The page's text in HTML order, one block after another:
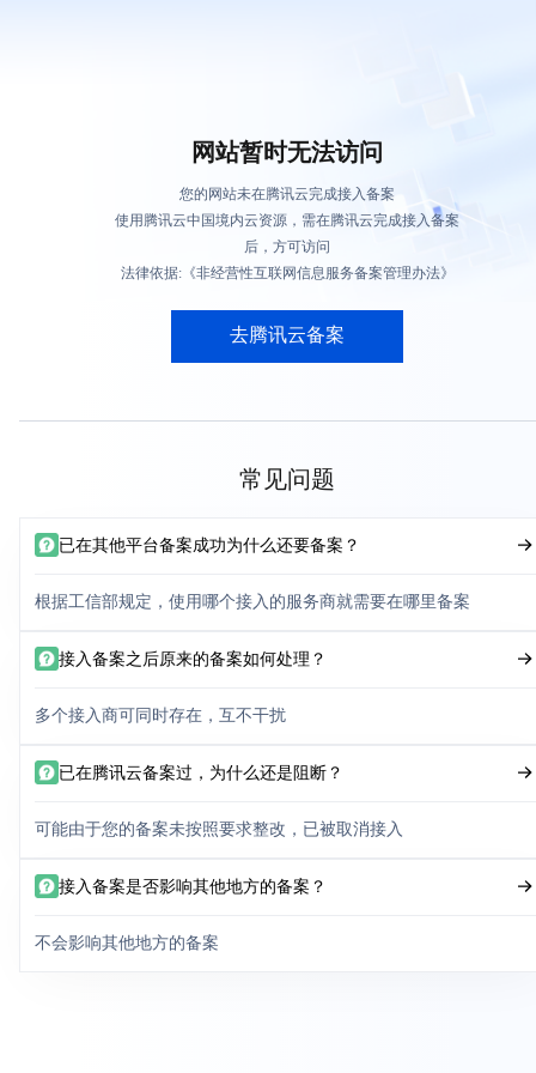
网站暂时无法访问
您的网站未在腾讯云完成接入备案
使用腾讯云中国境内云资源，需在腾讯云完成接入备案
后，方可访问
法律依据:《非经营性互联网信息服务备案管理办法》
去腾讯云备案
常见问题
已在其他平台备案成功为什么还要备案？
根据工信部规定，使用哪个接入的服务商就需要在哪里备案
接入备案之后原来的备案如何处理？
多个接入商可同时存在，互不干扰
已在腾讯云备案过，为什么还是阻断？
可能由于您的备案未按照要求整改，已被取消接入
接入备案是否影响其他地方的备案？
不会影响其他地方的备案